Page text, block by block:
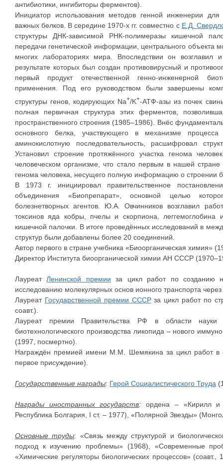
антибиотики, ингибиторы ферментов).
Инициатор использования методов генной инженерии для
важных белков. В середине 1970-х гг. совместно с Е.Д.
структуры ДНК-зависимой РНК-полимеразы кишечной
передачи генетической информации, центрального объекта
многих лабораториях мира. Впоследствии он
результате которых был создан противовирусный и
первый продукт отечественной генно-инженерной
применения. Под его руководством были завершены
структуры генов, кодирующих Na+/K+-АТФ-азы из почек
полная первичная структура этих ферментов,
пространственного строения (1985–1986). Внёс
основного белка, участвующего в механизме процесса
аминокислотную последовательность, расшифровал
Установил строение протяжённого участка генома
человеческом организме, что стало первым в нашей
генома человека, несущего полную информацию о строении
В 1973 г. инициировал правительственное
объединения «Биопрепарат», основной целью
болезнетворных агентов. Ю.А. Овчинников возглавил
токсинов яда кобры, пчелы и скорпиона, леггемоглобина
кишечной палочки. В итоге проведённых исследований в
структур были добавлены более 20 соединений.
Автор первого в стране учебника «Биоорганическая химия»
Директор Института биоорганической химии АН СССР
ЛауреатЛенинской премии за цикл работ по созданию
исследованию молекулярных основ ионного транспорта
Лауреат Государственной премии СССРза цикл работ по
соавт.).
Лауреат премии Правительства РФ в области
биотехнологического производства ликопида – нового
(1997, посмертно).
Награждён премией имени М.М. Шемякина за цикл работ в
первое присуждение).
Государственные награды: Герой Социалистического Труда
Награды иностранных государств: ордена – «Кирилл
Республика Болгария, I ст. – 1977), «Полярной Звезды»
Основные труды: «Связь между структурой и
подход к изучению проблемы» (1968), «Современные
«Химические регуляторы биологических процессов»